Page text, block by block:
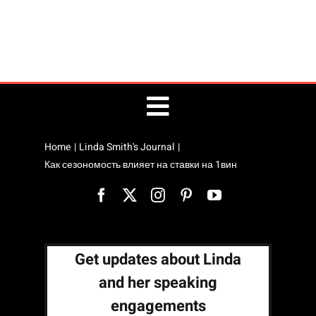
Toggle
Navigation
Public Speaking
Linda’s Blog
Site Map
Home
Linda Smith's Journal
Как сезономость влияет на ставки на 1вин
Get updates about Linda
and her speaking
engagements